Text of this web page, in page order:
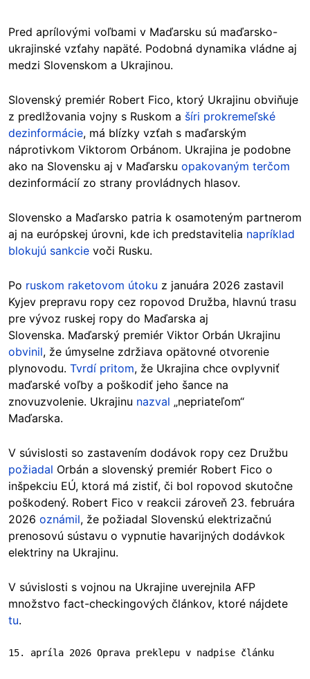
Pred aprílovými voľbami v Maďarsku sú maďarsko-
ukrajinské vzťahy napäté. Podobná dynamika vládne aj
medzi Slovenskom a Ukrajinou.
Slovenský premiér Robert Fico, ktorý Ukrajinu obviňuje
z predlžovania vojny s Ruskom a šíri prokremeľské
dezinformácie, má blízky vzťah s maďarským
náprotivkom Viktorom Orbánom. Ukrajina je podobne
ako na Slovensku aj v Maďarsku opakovaným terčom
dezinformácií zo strany provládnych hlasov.
Slovensko a Maďarsko patria k osamoteným partnerom
aj na európskej úrovni, kde ich predstavitelia napríklad
blokujú sankcie voči Rusku.
Po ruskom raketovom útoku z januára 2026 zastavil
Kyjev prepravu ropy cez ropovod Družba, hlavnú trasu
pre vývoz ruskej ropy do Maďarska aj
Slovenska. Maďarský premiér Viktor Orbán Ukrajinu
obvinil, že úmyselne zdržiava opätovné otvorenie
plynovodu. Tvrdí pritom, že Ukrajina chce ovplyvniť
maďarské voľby a poškodiť jeho šance na
znovuzvolenie. Ukrajinu nazval „nepriateľom“
Maďarska.
V súvislosti so zastavením dodávok ropy cez Družbu
požiadal Orbán a slovenský premiér Robert Fico o
inšpekciu EÚ, ktorá má zistiť, či bol ropovod skutočne
poškodený. Robert Fico v reakcii zároveň 23. februára
2026 oznámil, že požiadal Slovenskú elektrizačnú
prenosovú sústavu o vypnutie havarijných dodávkok
elektriny na Ukrajinu.
V súvislosti s vojnou na Ukrajine uverejnila AFP
množstvo fact-checkingových článkov, ktoré nájdete
tu.
15. apríla 2026 Oprava preklepu v nadpise článku